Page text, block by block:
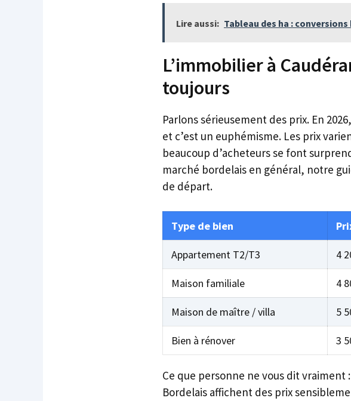
Lire aussi: Tableau des ha :
L’immobilier à
toujours
Parlons sérieusement des prix. En
et c’est un euphémisme. Les prix
beaucoup d’acheteurs se font
marché bordelais en général, notre
de départ.
Type de bien
Appartement T2/T3 4
Maison familiale 4
Maison de maître / villa 5
Bien à rénover 3
Ce que personne ne vous dit vraiment
Bordelais affichent des prix